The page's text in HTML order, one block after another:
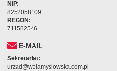
NIP:
8252058109
REGON:
711582546
E-MAIL
Sekretariat:
urzad@wolamyslowska.com.pl